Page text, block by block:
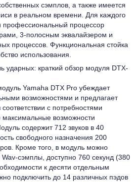
сэмплов, а также имеется
в реальном времени. Для каждого
профессиональный процессор
3-полосным эквалайзером и
процессов. Функциональная стойка
использования.
ударных: краткий обзор модуля DTX-
Yamaha DTX Pro убеждает
возможностями и предлагает
с потребностями
возможности
содержит 712 звуков в 40
свободного назначения 200
Кроме того, в модуль можно
Wav-сэмплы, доступно 760 секунд (380
к десяти отдельным
подключить до 14 различных пэдов